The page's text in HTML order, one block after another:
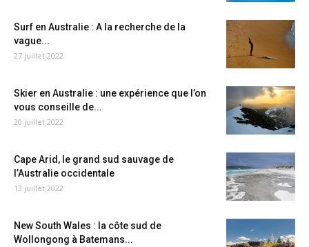
Surf en Australie : A la recherche de la
vague...
27 juillet 2022
Skier en Australie : une expérience que l’on
vous conseille de...
20 juillet 2022
Cape Arid, le grand sud sauvage de
l’Australie occidentale
13 juillet 2022
New South Wales : la côte sud de
Wollongong à Batemans...